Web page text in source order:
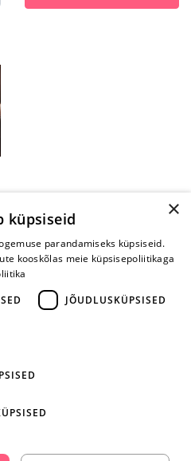
×
küpsiseid
parandamiseks küpsiseid.
kooskõlas meie küpsisepoliitikaga
JÕUDLUSKÜPSISED